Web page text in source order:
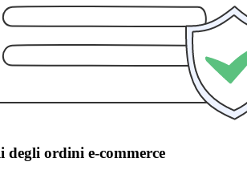
degli ordini e-commerce